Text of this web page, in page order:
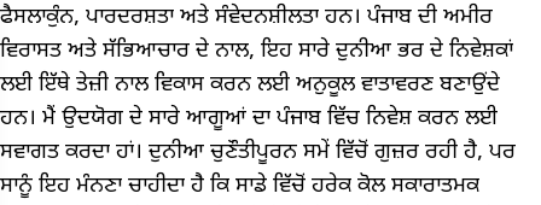
ਫੈਸਲਾਕੁੰਨ, ਪਾਰਦਰਸ਼ਤਾ ਅਤੇ ਸੰਵੇਦਨਸ਼ੀਲਤਾ ਹਨ। ਪੰਜਾਬ ਦੀ ਅਮੀਰ
ਵਿਰਾਸਤ ਅਤੇ ਸੱਭਿਆਚਾਰ ਦੇ ਨਾਲ, ਇਹ ਸਾਰੇ ਦੁਨੀਆ ਭਰ ਦੇ ਨਿਵੇਸ਼ਕਾਂ
ਲਈ ਇੱਥੇ ਤੇਜ਼ੀ ਨਾਲ ਵਿਕਾਸ ਕਰਨ ਲਈ ਅਨੁਕੂਲ ਵਾਤਾਵਰਣ ਬਣਾਉਂਦੇ
ਹਨ। ਮੈਂ ਉਦਯੋਗ ਦੇ ਸਾਰੇ ਆਗੂਆਂ ਦਾ ਪੰਜਾਬ ਵਿੱਚ ਨਿਵੇਸ਼ ਕਰਨ ਲਈ
ਸਵਾਗਤ ਕਰਦਾ ਹਾਂ। ਦੁਨੀਆ ਚੁਣੌਤੀਪੂਰਨ ਸਮੇਂ ਵਿੱਚੋਂ ਗੁਜ਼ਰ ਰਹੀ ਹੈ, ਪਰ
ਸਾਨੂੰ ਇਹ ਮੰਨਣਾ ਚਾਹੀਦਾ ਹੈ ਕਿ ਸਾਡੇ ਵਿੱਚੋਂ ਹਰੇਕ ਕੋਲ ਸਕਾਰਾਤਮਕ